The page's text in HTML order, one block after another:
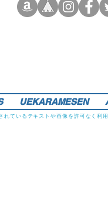
UEKARAMESEN
れているテキストや画像を許可なく利